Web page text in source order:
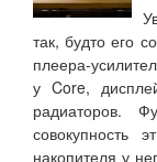
так, будто его
плеера-
у Core,
радиаторов.
совокупность
накопителя у